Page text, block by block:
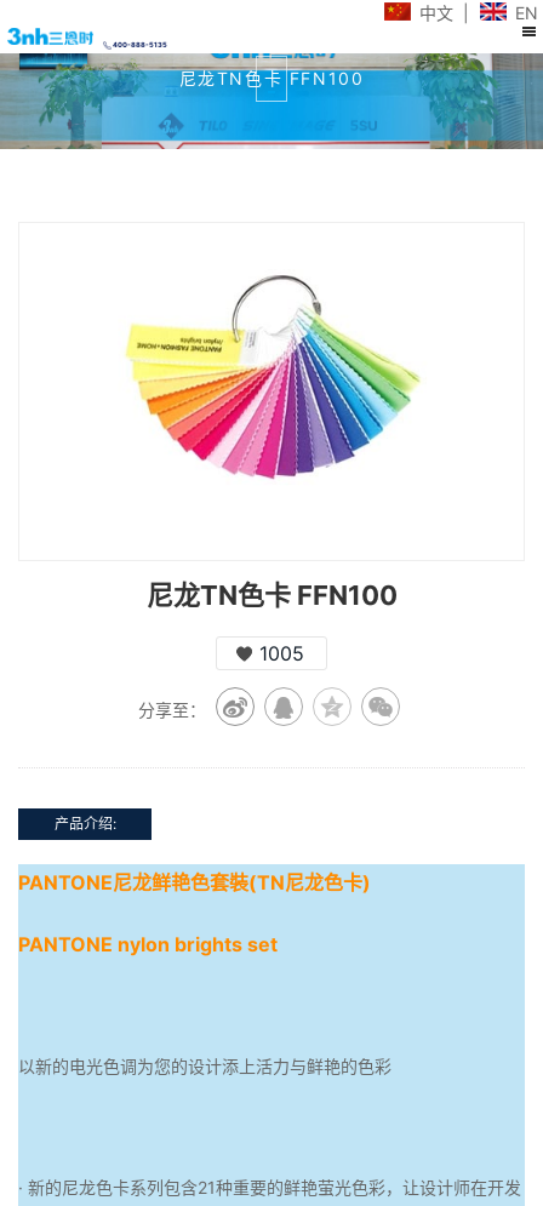
中文| EN
400-888-5135
尼龙TN色卡 FFN100
尼龙TN色卡 FFN100
1005
分享至：
产品介绍:
PANTONE尼龙鲜艳色套裝(TN尼龙色卡)
PANTONE nylon brights set
以新的电光色调为您的设计添上活力与鲜艳的色彩
· 新的尼龙色卡系列包含21种重要的鲜艳萤光色彩，让设计师在开发